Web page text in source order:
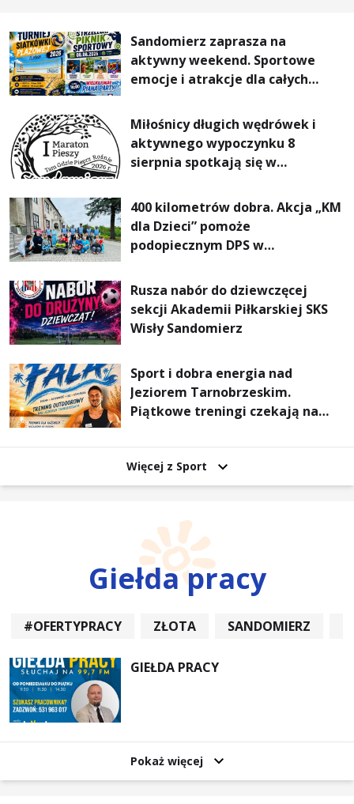
Sandomierz zaprasza na
aktywny weekend. Sportowe
emocje i atrakcje dla całych
Miłośnicy długich wędrówek i
aktywnego wypoczynku 8
sierpnia spotkają się w
Pieszym „Tam Gdzie Pieprz
Rośnie”
400 kilometrów dobra. Akcja „KM
dla Dzieci” pomoże
podopiecznym DPS w
Rusza nabór do dziewczęcej
sekcji Akademii Piłkarskiej SKS
Wisły Sandomierz
Sport i dobra energia nad
Jeziorem Tarnobrzeskim.
Piątkowe treningi czekają na
Więcej z Sport
Giełda pracy
#OFERTYPRACY ZŁOTA SANDOMIERZ
GIEŁDA PRACY
Pokaż więcej